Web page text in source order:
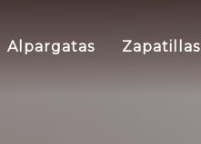
Alpargatas Zapatillas